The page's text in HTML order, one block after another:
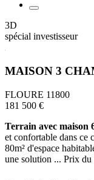
3D
spécial investisseur
MAISON 3
FLOURE 11800
181 500 €
Terrain avec maison
et confortable dans ce
80m² d'espace
une solution ... Prix